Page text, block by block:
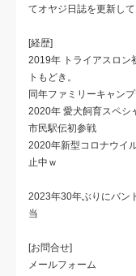
てオヤジ日誌を更新して
[経歴]
2019年 トライアスロン
トもどき。
同年ファミリーキャンプ
2020年 愛犬飼育スペシ
市民駅伝初参戦
2020年新型コロナウイ
止中ｗ
2023年30年ぶりにバン
当
[お問合せ]
メールフォーム